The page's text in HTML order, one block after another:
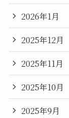
2026年1月
2025年12月
2025年11月
2025年10月
2025年9月